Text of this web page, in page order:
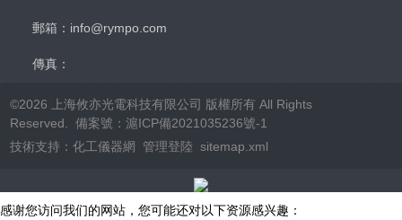
郵箱：info@rympo.com
傳真：
©2026 上海攸亦光電科技有限公司 版權所有 All Rights
Reserved. 備案號：滬ICP備2021035236號-1
技術支持：化工儀器網 管理登陸 sitemap.xml
感谢您访问我们的网站，您可能还对以下资源感兴趣：